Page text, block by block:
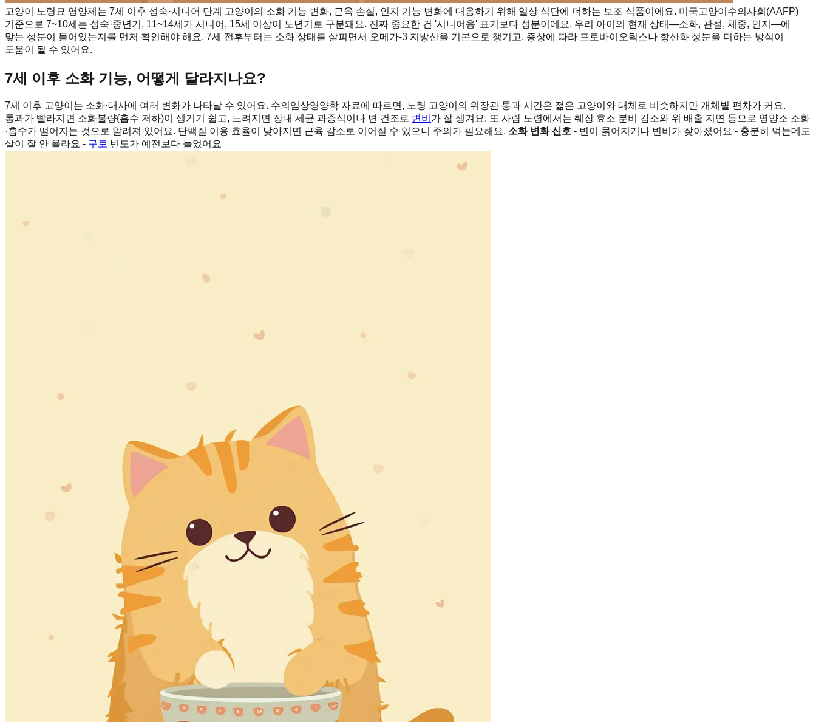
고양이 노령묘 영양제는 7세 이후 성숙·시니어 단계 고양이의 소화 기능 변화, 근육 손실, 인지 기능 변화에 대응하기 위해 일상 식단에 더하는 보조 식품이에요. 미국고양이수의사회(AAFP)
기준으로 7~10세는 성숙·중년기, 11~14세가 시니어, 15세 이상이 노년기로 구분돼요. 진짜 중요한 건 '시니어용' 표기보다 성분이에요. 우리 아이의 현재 상태—소화, 관절, 체중, 인지—에
맞는 성분이 들어있는지를 먼저 확인해야 해요. 7세 전후부터는 소화 상태를 살피면서 오메가-3 지방산을 기본으로 챙기고, 증상에 따라 프로바이오틱스나 항산화 성분을 더하는 방식이
도움이 될 수 있어요.
7세 이후 소화 기능, 어떻게 달라지나요?
7세 이후 고양이는 소화·대사에 여러 변화가 나타날 수 있어요. 수의임상영양학 자료에 따르면, 노령 고양이의 위장관 통과 시간은 젊은 고양이와 대체로 비슷하지만 개체별 편차가 커요.
통과가 빨라지면 소화불량(흡수 저하)이 생기기 쉽고, 느려지면 장내 세균 과증식이나 변 건조로 변비 가 잘 생겨요. 또 사람 노령에서는 췌장 효소 분비 감소와 위 배출 지연 등으로 영양소 소화
·흡수가 떨어지는 것으로 알려져 있어요. 단백질 이용 효율이 낮아지면 근육 감소로 이어질 수 있으니 주의가 필요해요. 소화 변화 신호 - 변이 묽어지거나 변비가 잦아졌어요 - 충분히 먹는데도
살이 잘 안 올라요 - 구토 빈도가 예전보다 늘었어요